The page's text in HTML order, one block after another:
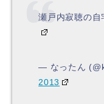
瀬戸内寂聴の自
— なったん
2013